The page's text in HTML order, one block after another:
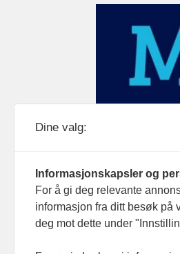
Dine valg:
Informasjonskapsler og
For å gi deg relevante
informasjon fra ditt besøk på
deg mot dette under